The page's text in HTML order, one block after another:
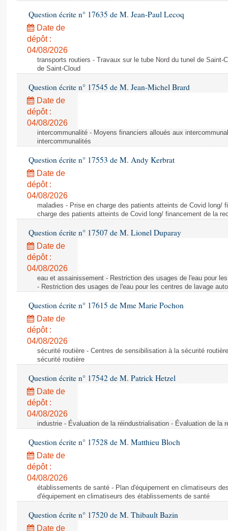
Dossiers législatifs
Budget et sécurité sociale
Questions écrites et orales
Comptes rendus des débats
Question écrite n° 17635 de M. Jean-Paul Lecoq
Date de
dépôt :
04/08/2026
transports routiers - Travaux sur le tube Nord du tunel de Saint-
de Saint-Cloud
Question écrite n° 17545 de M. Jean-Michel Brard
Date de
dépôt :
04/08/2026
intercommunalité - Moyens financiers alloués aux
intercommunalités
Question écrite n° 17553 de M. Andy Kerbrat
Date de
dépôt :
04/08/2026
maladies - Prise en charge des patients atteints de Covid long/
charge des patients atteints de Covid long/ financement de la
Question écrite n° 17507 de M. Lionel Duparay
Date de
dépôt :
04/08/2026
eau et assainissement - Restriction des usages de l'eau pour
- Restriction des usages de l'eau pour les centres de lavage
Question écrite n° 17615 de Mme Marie Pochon
Date de
dépôt :
04/08/2026
sécurité routière - Centres de sensibilisation à la sécurité
sécurité routière
Question écrite n° 17542 de M. Patrick Hetzel
Date de
dépôt :
04/08/2026
industrie - Évaluation de la réindustrialisation - Évaluation de la
Question écrite n° 17528 de M. Matthieu Bloch
Date de
dépôt :
04/08/2026
établissements de santé - Plan d'équipement en climatiseurs
d'équipement en climatiseurs des établissements de santé
Question écrite n° 17520 de M. Thibault Bazin
Date de